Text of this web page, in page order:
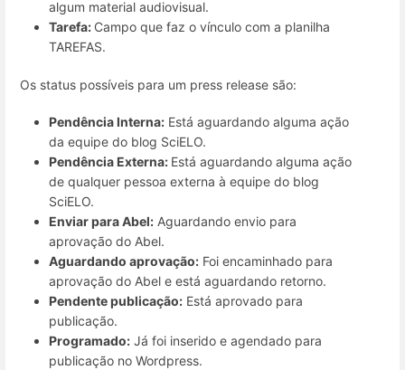
algum material audiovisual.
Tarefa: Campo que faz o vínculo com a planilha
TAREFAS.
Os status possíveis para um press release são:
Pendência Interna: Está aguardando alguma ação
da equipe do blog SciELO.
Pendência Externa: Está aguardando alguma ação
de qualquer pessoa externa à equipe do blog
SciELO.
Enviar para Abel: Aguardando envio para
aprovação do Abel.
Aguardando aprovação: Foi encaminhado para
aprovação do Abel e está aguardando retorno.
Pendente publicação: Está aprovado para
publicação.
Programado: Já foi inserido e agendado para
publicação no Wordpress.